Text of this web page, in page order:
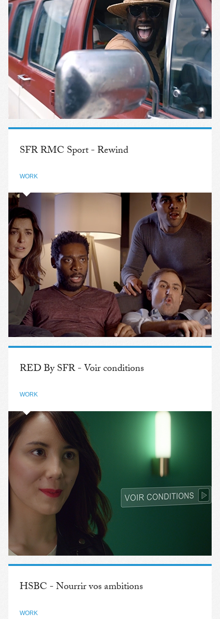
SFR RMC Sport - Rewind
WORK
RED By SFR - Voir conditions
WORK
HSBC - Nourrir vos ambitions
WORK